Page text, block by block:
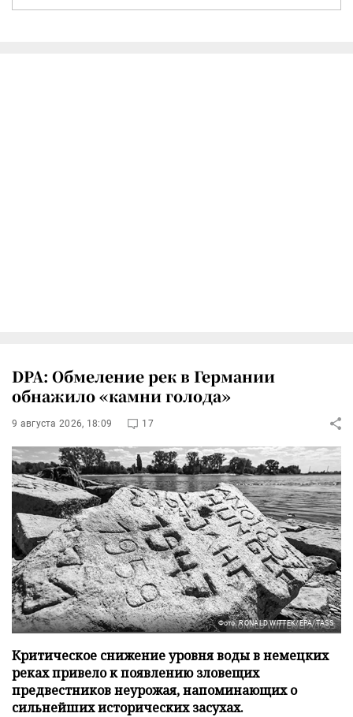
DPA: Обмеление рек в Германии
обнажило «камни голода»
9 августа 2026, 18:09 17
Фото: RONALD WITTEK/EPA/TASS
Критическое снижение уровня воды в немецких
реках привело к появлению зловещих
предвестников неурожая, напоминающих о
сильнейших исторических засухах.